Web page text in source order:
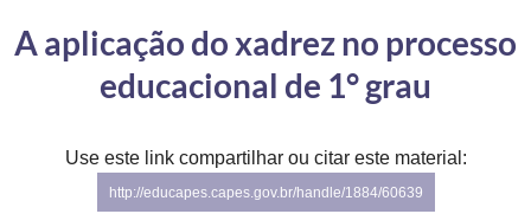
Controladoria-Geral da União
Secretaria-Geral
A aplicação do xadrez no processo
educacional de 1° grau
Use este link compartilhar ou citar este material:
http://educapes.capes.gov.br/handle/1884/60639